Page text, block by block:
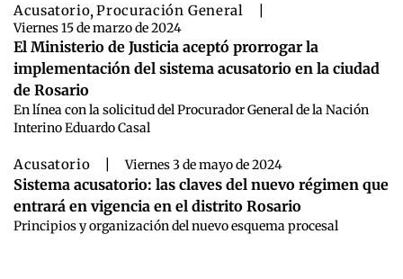
Acusatorio, Procuración General
Viernes 15 de marzo de 2024
El Ministerio de Justicia aceptó prorrogar la
implementación del sistema acusatorio en la ciudad
de Rosario
En línea con la solicitud del Procurador General de la Nación
Interino Eduardo Casal
Acusatorio Viernes 3 de mayo de 2024
Sistema acusatorio: las claves del nuevo régimen que
entrará en vigencia en el distrito Rosario
Principios y organización del nuevo esquema procesal